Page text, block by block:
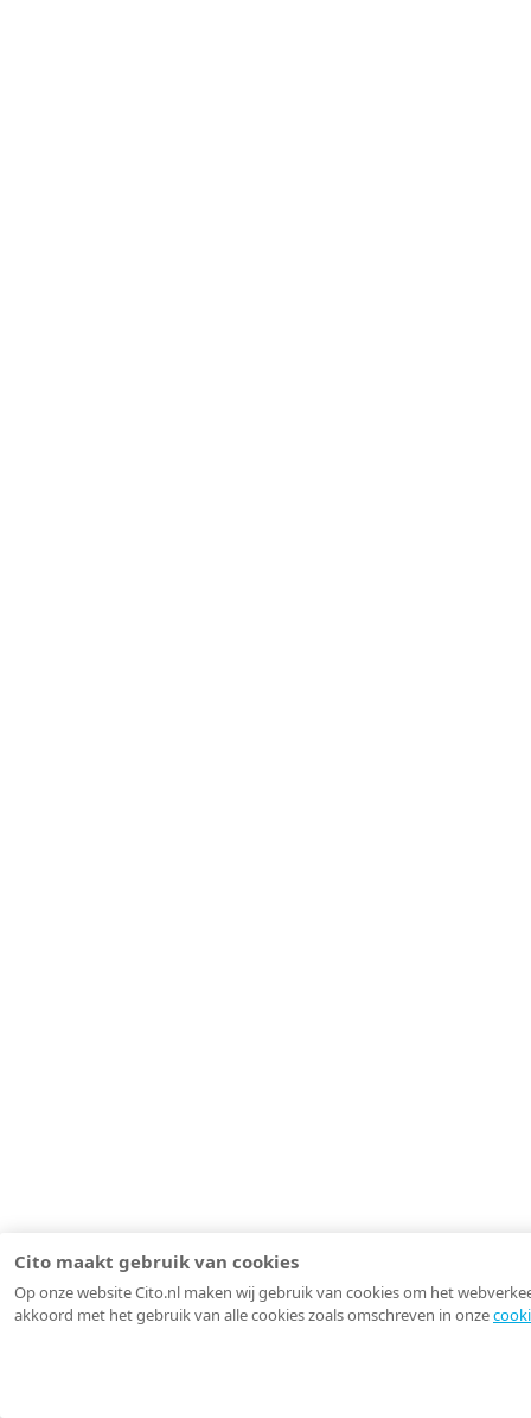
Cito maakt gebruik van cookies
Op onze website Cito.nl maken wij gebruik van cookies om het
akkoord met het gebruik van alle cookies zoals omschreven in onze